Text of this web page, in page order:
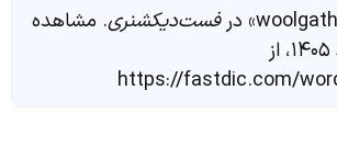
فست‌دیکشنری. مشاهده
در تاریخ ۱۷ مرداد ۱۴۰۵، از
https://fastdic.com/